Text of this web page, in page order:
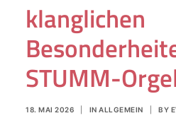
klanglichen
STUMM-
18. MAI 2026 IN ALLGEMEIN BY